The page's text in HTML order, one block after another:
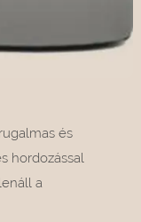
és
hordozással
a